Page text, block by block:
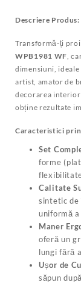
Descriere Produs:
Transformă-ți
WPB1981 WF,
dimensiuni,
artist, amator de
decorarea
obține rezultate
Caracteristici
Set
forme
Calitate
sintetic de
uniformă
Maner
oferă un
lungi fără
Ușor de
săpun